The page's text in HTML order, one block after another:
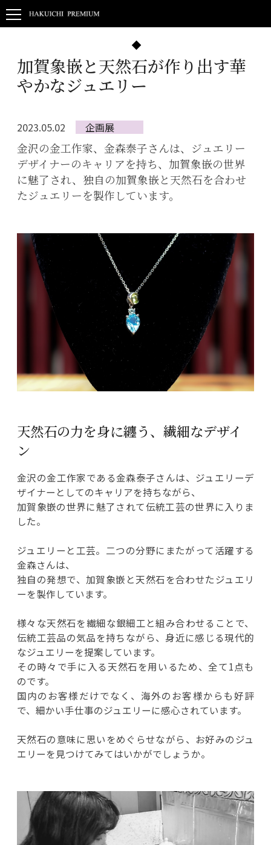
加賀象嵌と天然石が作り出す華
やかなジュエリー
2023.05.02 企画展
金沢の金工作家、金森泰子さんは、ジュエリー
デザイナーのキャリアを持ち、加賀象嵌の世界
に魅了され、独自の加賀象嵌と天然石を合わせ
たジュエリーを製作しています。
天然石の力を身に纏う、繊細なデザイ
ン
金沢の金工作家である金森泰子さんは、ジュエリーデ
ザイナーとしてのキャリアを持ちながら、
加賀象嵌の世界に魅了されて伝統工芸の世界に入りま
した。
ジュエリーと工芸。二つの分野にまたがって活躍する
金森さんは、
独自の発想で、加賀象嵌と天然石を合わせたジュエリ
ーを製作しています。
様々な天然石を繊細な銀細工と組み合わせることで、
伝統工芸品の気品を持ちながら、身近に感じる現代的
なジュエリーを提案しています。
その時々で手に入る天然石を用いるため、全て1点も
のです。
国内のお客様だけでなく、海外のお客様からも好評
で、細かい手仕事のジュエリーに感心されています。
天然石の意味に思いをめぐらせながら、お好みのジュ
エリーを見つけてみてはいかがでしょうか。